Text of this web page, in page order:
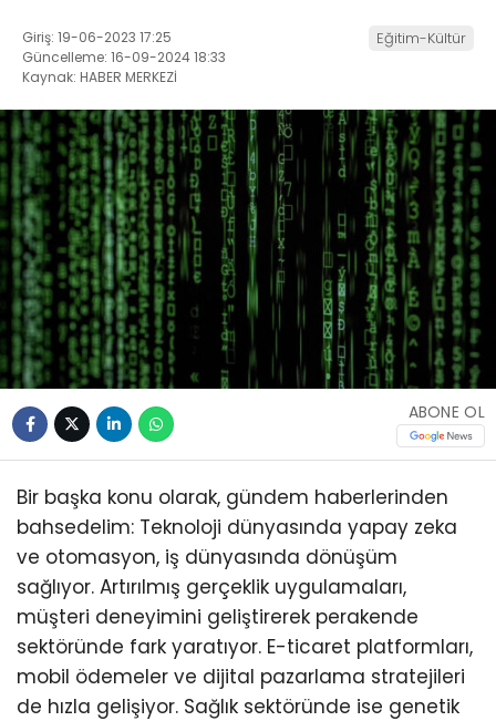
Giriş: 19-06-2023 17:25
Güncelleme: 16-09-2024 18:33
Kaynak: HABER MERKEZİ
Eğitim-Kültür
ABONE OL
Bir başka konu olarak, gündem haberlerinden
bahsedelim: Teknoloji dünyasında yapay zeka
ve otomasyon, iş dünyasında dönüşüm
sağlıyor. Artırılmış gerçeklik uygulamaları,
müşteri deneyimini geliştirerek perakende
sektöründe fark yaratıyor. E-ticaret platformları,
mobil ödemeler ve dijital pazarlama stratejileri
de hızla gelişiyor. Sağlık sektöründe ise genetik